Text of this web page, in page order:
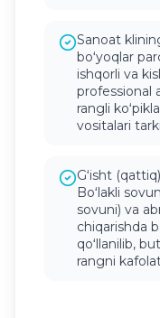
Sanoat
boʻyoqlar
ishqorli va
professional
rangli
vositalari
Gʻisht
Boʻlakli
sovuni) va
chiqarishda
qoʻllanilib,
rangni